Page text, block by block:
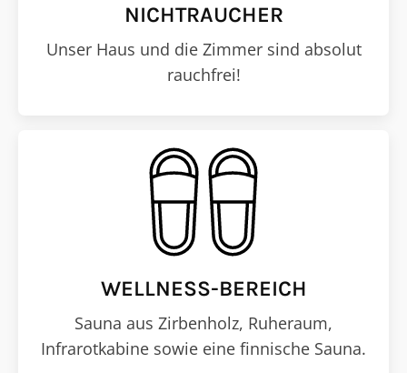
NICHTRAUCHER
Unser Haus und die Zimmer sind absolut
rauchfrei!
WELLNESS-BEREICH
Sauna aus Zirbenholz, Ruheraum,
Infrarotkabine sowie eine finnische Sauna.